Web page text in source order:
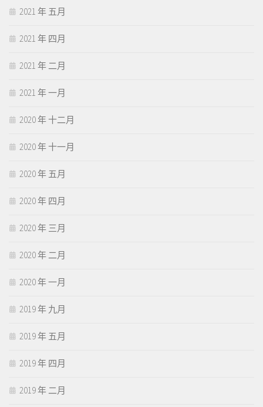
2021 年 五月
2021 年 四月
2021 年 二月
2021 年 一月
2020 年 十二月
2020 年 十一月
2020 年 五月
2020 年 四月
2020 年 三月
2020 年 二月
2020 年 一月
2019 年 九月
2019 年 五月
2019 年 四月
2019 年 二月